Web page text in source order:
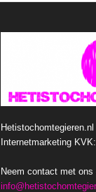
Internetmarketing
Neem contact met ons